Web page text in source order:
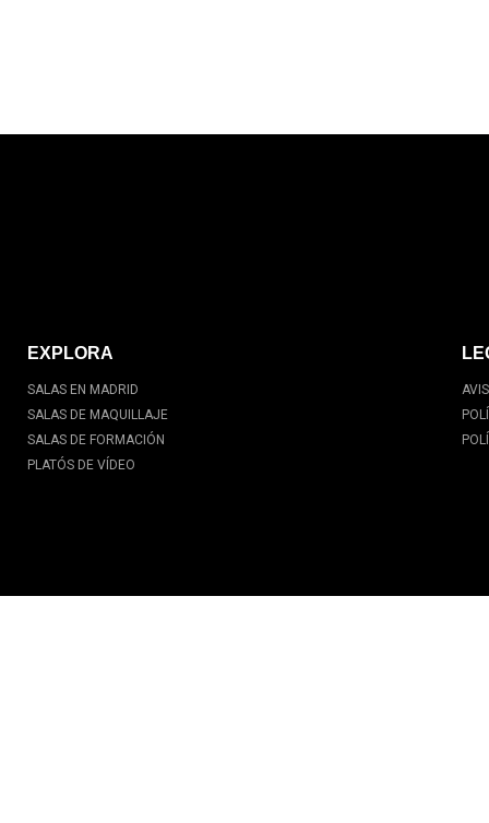
EXPLORA
SALAS EN MADRID
SALAS DE MAQUILLAJE
SALAS DE FORMACIÓN
PLATÓS DE VÍDEO